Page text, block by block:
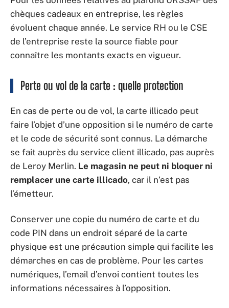
chèques cadeaux en entreprise, les règles
évoluent chaque année. Le service RH ou le CSE
de l’entreprise reste la source fiable pour
connaître les montants exacts en vigueur.
Perte ou vol de la carte : quelle protection
En cas de perte ou de vol, la carte illicado peut
faire l’objet d’une opposition si le numéro de carte
et le code de sécurité sont connus. La démarche
se fait auprès du service client illicado, pas auprès
de Leroy Merlin. Le magasin ne peut ni bloquer ni
remplacer une carte illicado, car il n’est pas
l’émetteur.
Conserver une copie du numéro de carte et du
code PIN dans un endroit séparé de la carte
physique est une précaution simple qui facilite les
démarches en cas de problème. Pour les cartes
numériques, l’email d’envoi contient toutes les
informations nécessaires à l’opposition.